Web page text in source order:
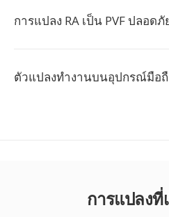
การแปลง RA เป็น PVF ปลอดภั
ตัวแปลงทำงานบนอุปกรณ์มือถื
การแปลงที่